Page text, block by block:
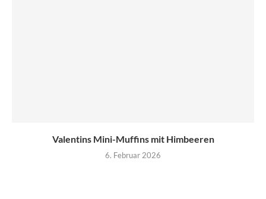
Valentins Mini-Muffins mit Himbeeren
6. Februar 2026